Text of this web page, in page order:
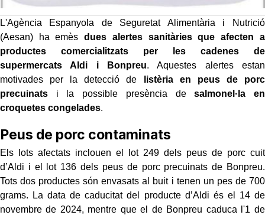
L'Agència Espanyola de Seguretat Alimentària i Nutrició
(Aesan) ha emès dues alertes sanitàries que afecten a
productes comercialitzats per les cadenes de
supermercats Aldi i Bonpreu. Aquestes alertes estan
motivades per la detecció de
listèria en peus de porc
precuinats i la possible presència desalmonel·la en
croquetes congelades.
Peus de porc contaminats
Els lots afectats inclouen el lot 249 dels peus de porc cuit
d’Aldi i el lot 136 dels peus de porc precuinats de Bonpreu.
Tots dos productes són envasats al buit i tenen un pes de 700
grams. La data de caducitat del producte d’Aldi és el 14 de
novembre de 2024, mentre que el de Bonpreu caduca l'1 de